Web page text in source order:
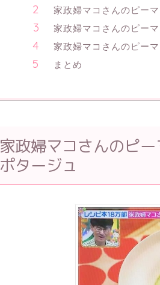
家政婦マコさんのピー
家政婦マコさんのピー
家政婦マコさんのピー
まとめ
家政婦マコさんのピ
ポタージュ